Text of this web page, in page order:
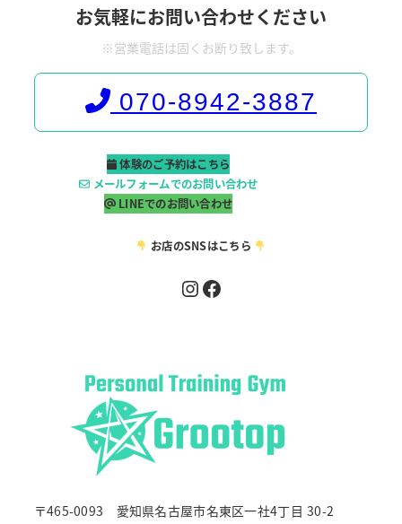
〒465-0093 愛知県名古屋市名東区一社4丁目 30-2
お気軽にお問い合わせください
※営業電話は固くお断り致します。
070-8942-3887
体験のご予約はこちら
メールフォームでのお問い合わせ
LINEでのお問い合わせ
お店のSNSはこちら
InstagramFacebook